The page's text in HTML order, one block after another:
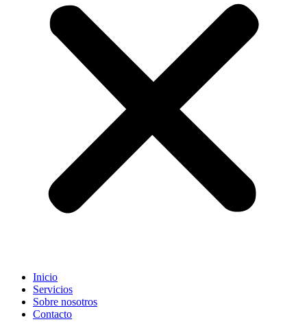
Inicio
Servicios
Sobre nosotros
Contacto